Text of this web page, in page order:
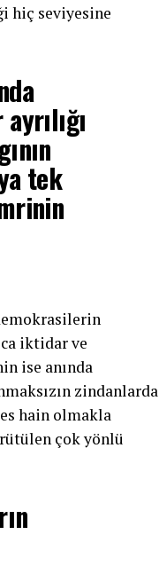
hiç seviyesine
tek
iktidar ve
ise anında
zindanlarda
hain olmakla
çok yönlü